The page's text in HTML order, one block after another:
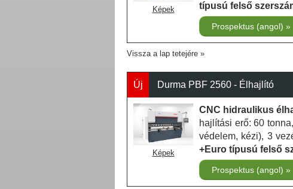
Képek
típusú felső
Prospektus (angol)
Vissza a lap tetejére
Új Durma PBF 2560 - Élhajlító
Képek
CNC hidraulikus
hajlítási erő: 60
védelem, kézi), 3
+Euro típusú felső
Prospektus (angol)